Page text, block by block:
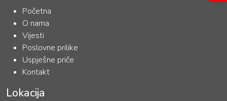
Početna
O nama
Vijesti
Poslovne prilike
Uspješne priče
Kontakt
Lokacija